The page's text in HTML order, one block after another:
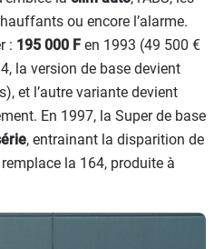
ou encore l’alarme.
: 195 000 F en 1993 (49 500 €
la version de base devient
et l’autre variante devient
En 1997, la Super de base
, entrainant la disparition de
la 164, produite à